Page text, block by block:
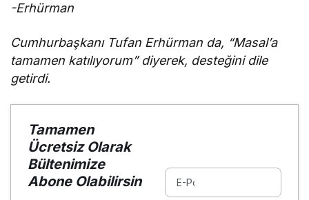
-Erhürman
Cumhurbaşkanı Tufan Erhürman da, “Masal’a
tamamen katılıyorum” diyerek, desteğini dile
getirdi.
Tamamen
Ücretsiz Olarak
Bültenimize
Abone Olabilirsin